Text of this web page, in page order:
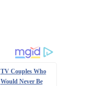
TV Couples Who
Would Never Be